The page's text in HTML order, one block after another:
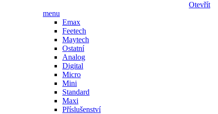
Otevřít
menu
Emax
Feetech
Maytech
Ostatní
Analog
Digital
Micro
Mini
Standard
Maxi
Příslušenství